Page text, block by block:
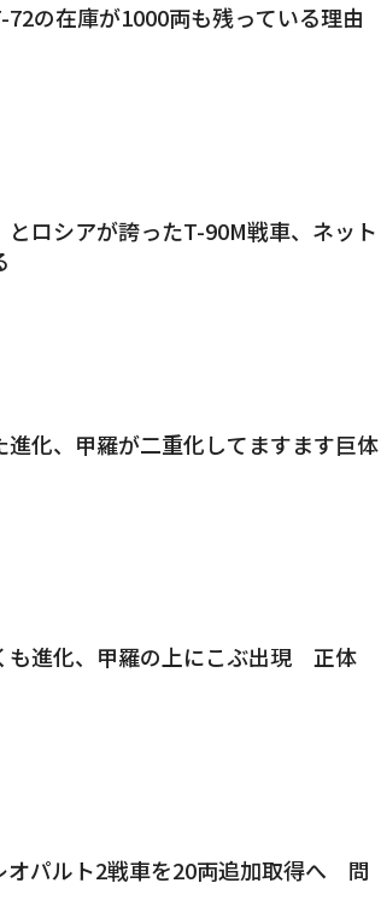
の在庫が1000両も残っている理由
とロシアが誇ったT-90M戦車、ネット
化、甲羅が二重化してますます巨体
も進化、甲羅の上にこぶ出現 正体
オパルト2戦車を20両追加取得へ 問